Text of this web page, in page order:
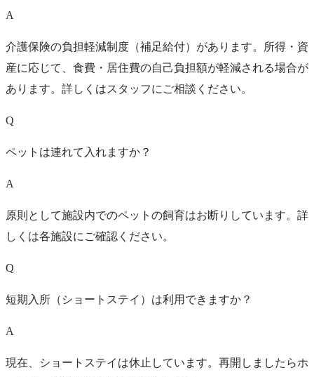
A
介護保険の負担軽減制度（補足給付）があります。所得・資
産に応じて、食費・居住費の自己負担額が軽減される場合が
あります。詳しくはスタッフにご相談ください。
Q
ペットは連れて入れますか？
A
原則として施設内でのペットの飼育はお断りしています。詳
しくは各施設にご確認ください。
Q
短期入所（ショートステイ）は利用できますか？
A
現在、ショートステイは休止しています。再開しましたらホ